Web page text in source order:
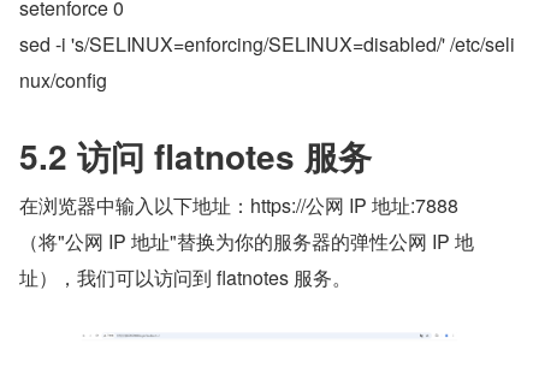
setenforce 0
sed -i 's/SELINUX=enforcing/SELINUX=disabled/' /etc/seli
nux/config
5.2 访问 flatnotes 服务
在浏览器中输入以下地址：https://公网 IP 地址:7888
（将"公网 IP 地址"替换为你的服务器的弹性公网 IP 地
址），我们可以访问到 flatnotes 服务。